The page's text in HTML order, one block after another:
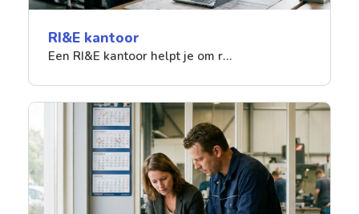
RI&E kantoor
Een RI&E kantoor helpt je om r…